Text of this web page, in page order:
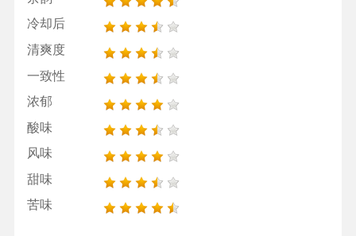
冷却后
清爽度
一致性
浓郁
酸味
风味
甜味
苦味